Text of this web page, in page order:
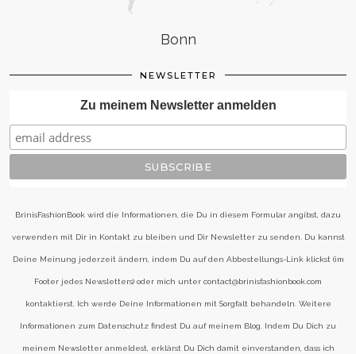
Bonn
NEWSLETTER
Zu meinem Newsletter anmelden
BrinisFashionBook wird die Informationen, die Du in diesem Formular angibst, dazu
verwenden mit Dir in Kontakt zu bleiben und Dir Newsletter zu senden. Du kannst
Deine Meinung jederzeit ändern, indem Du auf den Abbestellungs-Link klickst (im
Footer jedes Newsletters) oder mich unter contact@brinisfashionbook.com
kontaktierst. Ich werde Deine Informationen mit Sorgfalt behandeln. Weitere
Informationen zum Datenschutz findest Du auf meinem Blog. Indem Du Dich zu
meinem Newsletter anmeldest, erklärst Du Dich damit einverstanden, dass ich